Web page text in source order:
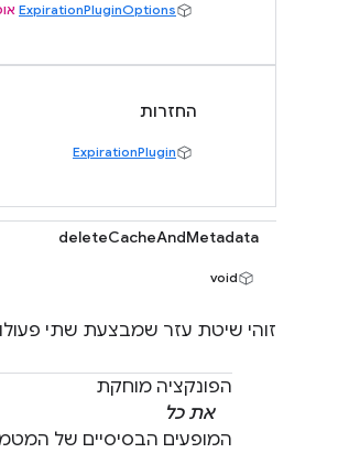
ExpirationPluginOptions
החזרות
ExpirationPlugin
deleteCacheAndMetadata
void
זוהי שיטת עזר שמבצעת שתי
הפונקציה מוחקת
את כל
המופעים הבסיסיים של